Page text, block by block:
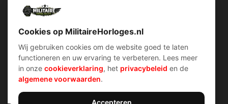
Militairehorloges.nl is de exclusieve importeur en distributeur van
Snel menu
Home
Over ons
Account
klantenservice
Cookiebeleid
Cookies op MilitaireHorloges.nl
Wij gebruiken cookies om de website goed te laten
functioneren en uw ervaring te verbeteren. Lees meer
in onze cookieverklaring, het privacybeleid en de
algemene voorwaarden.
Accepteren